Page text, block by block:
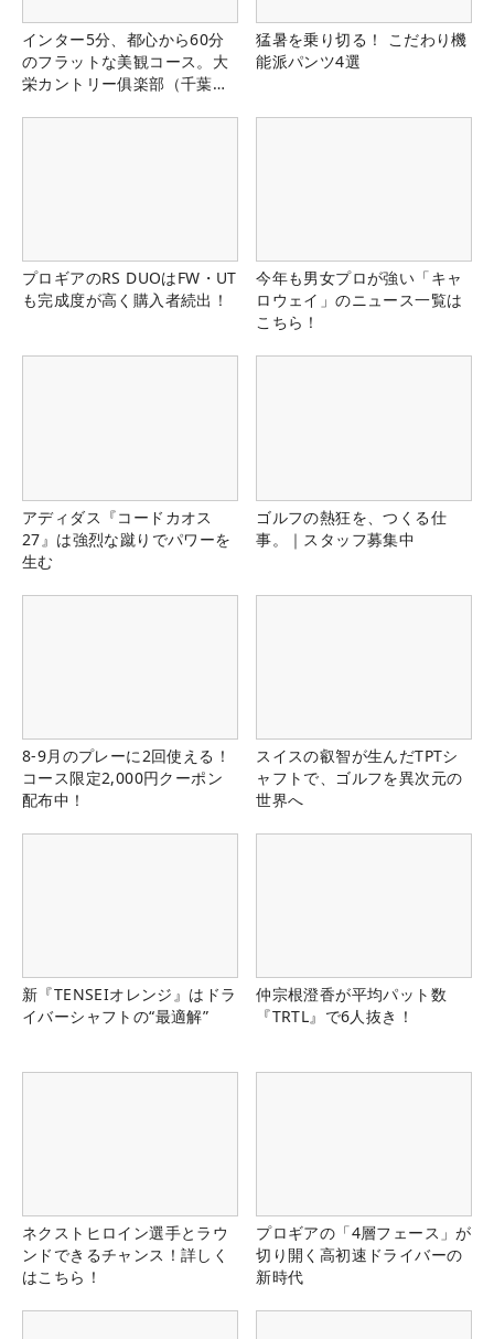
インター5分、都心から60分
のフラットな美観コース。大
栄カントリー俱楽部（千葉
猛暑を乗り切る！ こだわり機
能派パンツ4選
プロギアのRS DUOはFW・UT
も完成度が高く購入者続出！
今年も男女プロが強い「キャ
ロウェイ」のニュース一覧は
こちら！
アディダス『コードカオス
27』は強烈な蹴りでパワーを
生む
ゴルフの熱狂を、つくる仕
事。｜スタッフ募集中
8-9月のプレーに2回使える！
コース限定2,000円クーポン
配布中！
スイスの叡智が生んだTPTシ
ャフトで、ゴルフを異次元の
世界へ
新『TENSEIオレンジ』はドラ
イバーシャフトの“最適解”
仲宗根澄香が平均パット数
『TRTL』で6人抜き！
ネクストヒロイン選手とラウ
ンドできるチャンス！詳しく
はこちら！
プロギアの「4層フェース」が
切り開く高初速ドライバーの
新時代